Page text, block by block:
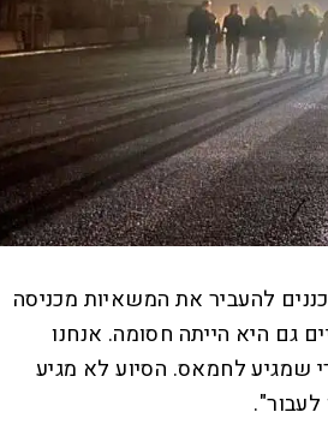
להעביר את המשאיות מכניסה
גם היא הייתה חסומה. אנחנו
שמגיע לחמאס. הסיוע לא מגיע